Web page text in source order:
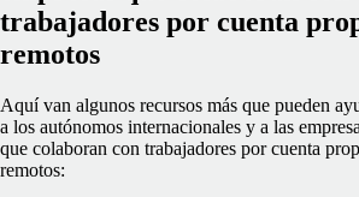
trabajadores por cuenta
remotos
Aquí van algunos recursos más que pueden
a los autónomos internacionales y a las
que colaboran con trabajadores por cuenta
remotos: